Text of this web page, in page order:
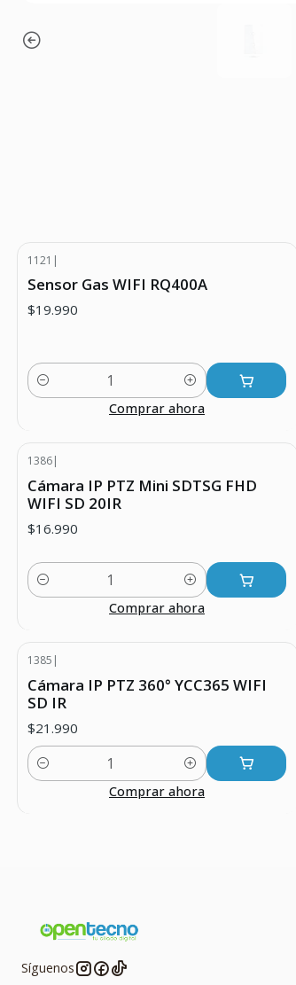
1121 |
Sensor Gas WIFI RQ400A
$19.990
Cantidad
Comprar ahora
1386|
Cámara IP PTZ Mini SDTSG FHD
WIFI SD 20IR
$16.990
Cantidad
Comprar ahora
1385 |
Cámara IP PTZ 360° YCC365 WIFI
SD IR
$21.990
Cantidad
Comprar ahora
Síguenos